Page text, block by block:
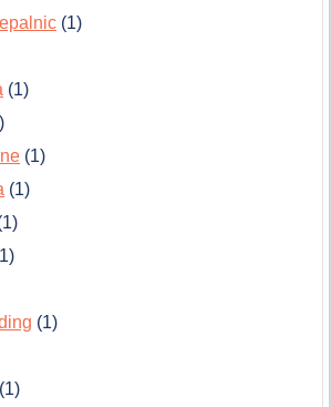
(1)
(1)
(1)
(1)
(1)
(1)